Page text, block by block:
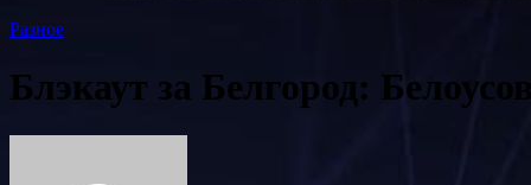
Разное
Блэкаут за Белгород: